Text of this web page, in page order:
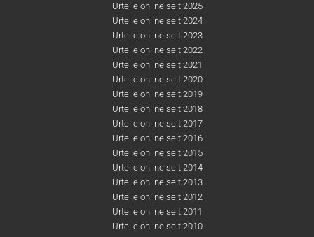
Urteile online seit 2025
Urteile online seit 2024
Urteile online seit 2023
Urteile online seit 2022
Urteile online seit 2021
Urteile online seit 2020
Urteile online seit 2019
Urteile online seit 2018
Urteile online seit 2017
Urteile online seit 2016
Urteile online seit 2015
Urteile online seit 2014
Urteile online seit 2013
Urteile online seit 2012
Urteile online seit 2011
Urteile online seit 2010